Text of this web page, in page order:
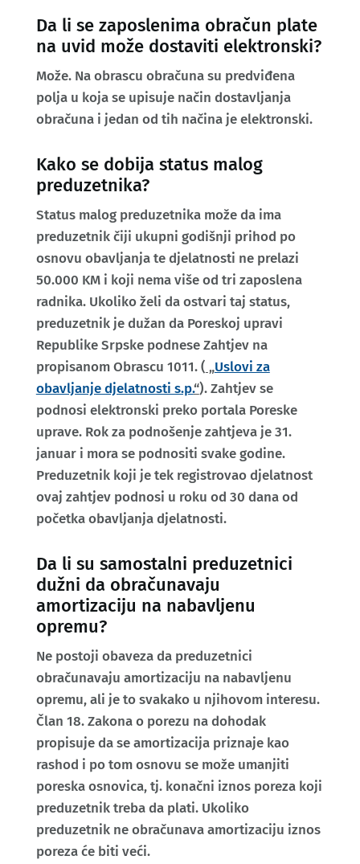
Da li se zaposlenima obračun plate
na uvid može dostaviti elektronski?
Može. Na obrascu obračuna su predviđena
polja u koja se upisuje način dostavljanja
obračuna i jedan od tih načina je elektronski.
Kako se dobija status malog
preduzetnika?
Status malog preduzetnika može da ima
preduzetnik čiji ukupni godišnji prihod po
osnovu obavljanja te djelatnosti ne prelazi
50.000 KM i koji nema više od tri zaposlena
radnika. Ukoliko želi da ostvari taj status,
preduzetnik je dužan da Poreskoj upravi
Republike Srpske podnese Zahtjev na
propisanom Obrascu 1011. ( „Uslovi za
obavljanje djelatnosti s.p.“). Zahtjev se
podnosi elektronski preko portala Poreske
uprave. Rok za podnošenje zahtjeva je 31.
januar i mora se podnositi svake godine.
Preduzetnik koji je tek registrovao djelatnost
ovaj zahtjev podnosi u roku od 30 dana od
početka obavljanja djelatnosti.
Da li su samostalni preduzetnici
dužni da obračunavaju
amortizaciju na nabavljenu
opremu?
Ne postoji obaveza da preduzetnici
obračunavaju amortizaciju na nabavljenu
opremu, ali je to svakako u njihovom interesu.
Član 18. Zakona o porezu na dohodak
propisuje da se amortizacija priznaje kao
rashod i po tom osnovu se može umanjiti
poreska osnovica, tj. konačni iznos poreza koji
preduzetnik treba da plati. Ukoliko
preduzetnik ne obračunava amortizaciju iznos
poreza će biti veći.